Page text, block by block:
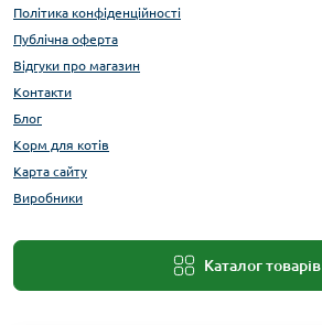
Політика конфіденційності
Публічна оферта
Відгуки про магазин
Контакти
Блог
Корм для котів
Карта сайту
Виробники
Каталог товарів